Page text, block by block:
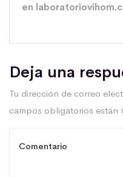
en
Deja una
Tu dirección de correo
campos obligatorios están